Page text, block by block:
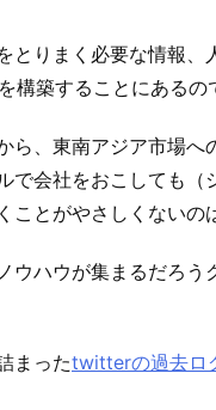
とりまく必要な情報
構築することにあるの
ら、東南アジア市場
で会社をおこしても
とがやさしくないの
ウハウが集まるだろう
まったtwitterの過去ロ